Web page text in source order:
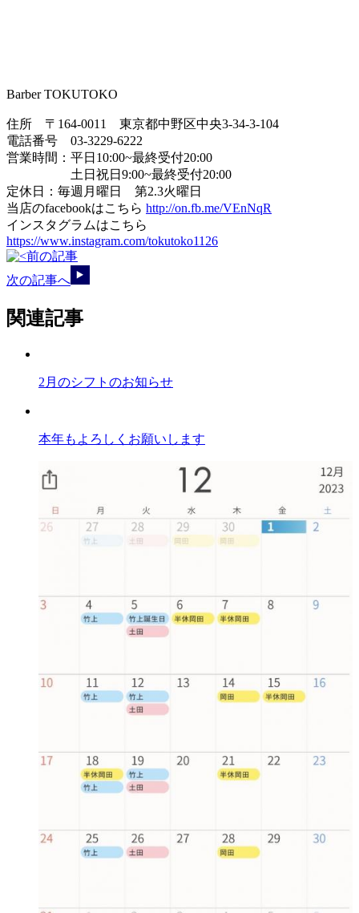
Barber TOKUTOKO
住所 〒164-0011 東京都中野区中央3-34-3-104
電話番号 03-3229-6222
営業時間：平日10:00~最終受付20:00
土日祝日9:00~最終受付20:00
定休日：毎週月曜日 第2.3火曜日
当店のfacebookはこちら http://on.fb.me/VEnNqR
インスタグラムはこちら
https://www.instagram.com/tokutoko1126
前の記事
次の記事へ
関連記事
2月のシフトのお知らせ
本年もよろしくお願いします